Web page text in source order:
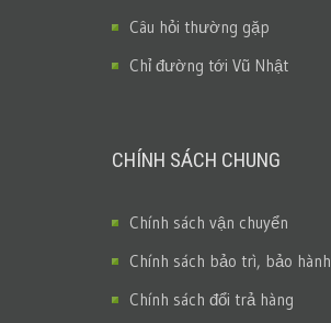
Câu hỏi thường gặp
Chỉ đường tới Vũ Nhật
CHÍNH SÁCH CHUNG
Chính sách vận chuyển
Chính sách bảo trì, bảo hành
Chính sách đổi trả hàng